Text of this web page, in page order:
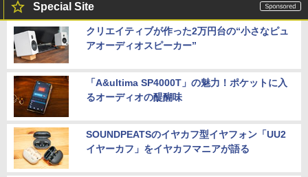
Special Site
クリエイティブが作った2万円台の“小さなピュ
アオーディオスピーカー”
「A&ultima SP4000T」の魅力！ポケットに入
るオーディオの醍醐味
SOUNDPEATSのイヤカフ型イヤフォン「UU2
イヤーカフ」をイヤカフマニアが語る